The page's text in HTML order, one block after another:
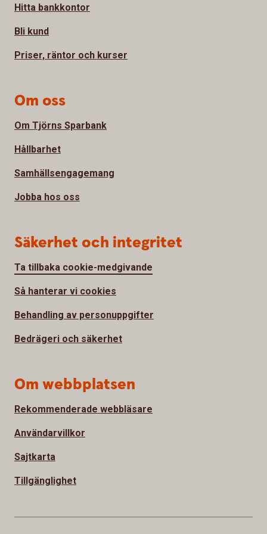
Hitta bankkontor
Bli kund
Priser, räntor och kurser
Om oss
Om Tjörns Sparbank
Hållbarhet
Samhällsengagemang
Jobba hos oss
Säkerhet och integritet
Ta tillbaka cookie-medgivande
Så hanterar vi cookies
Behandling av personuppgifter
Bedrägeri och säkerhet
Om webbplatsen
Rekommenderade webbläsare
Användarvillkor
Sajtkarta
Tillgänglighet